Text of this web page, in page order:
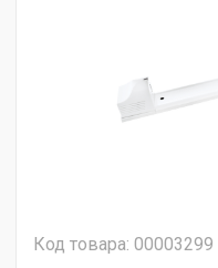
Код товара: 00003299